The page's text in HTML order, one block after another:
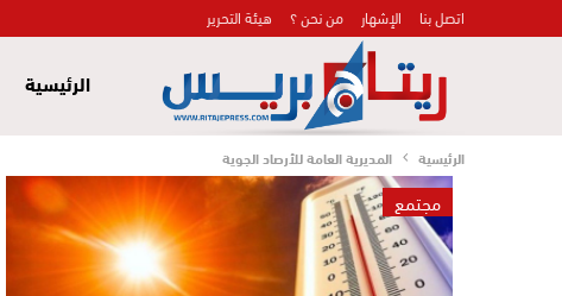
اتصل بنا الإشهار من نحن ؟ هيئة التحرير
الرئيسية
الرئيسية المديرية العامة للأرصاد الجوية
مجتمع